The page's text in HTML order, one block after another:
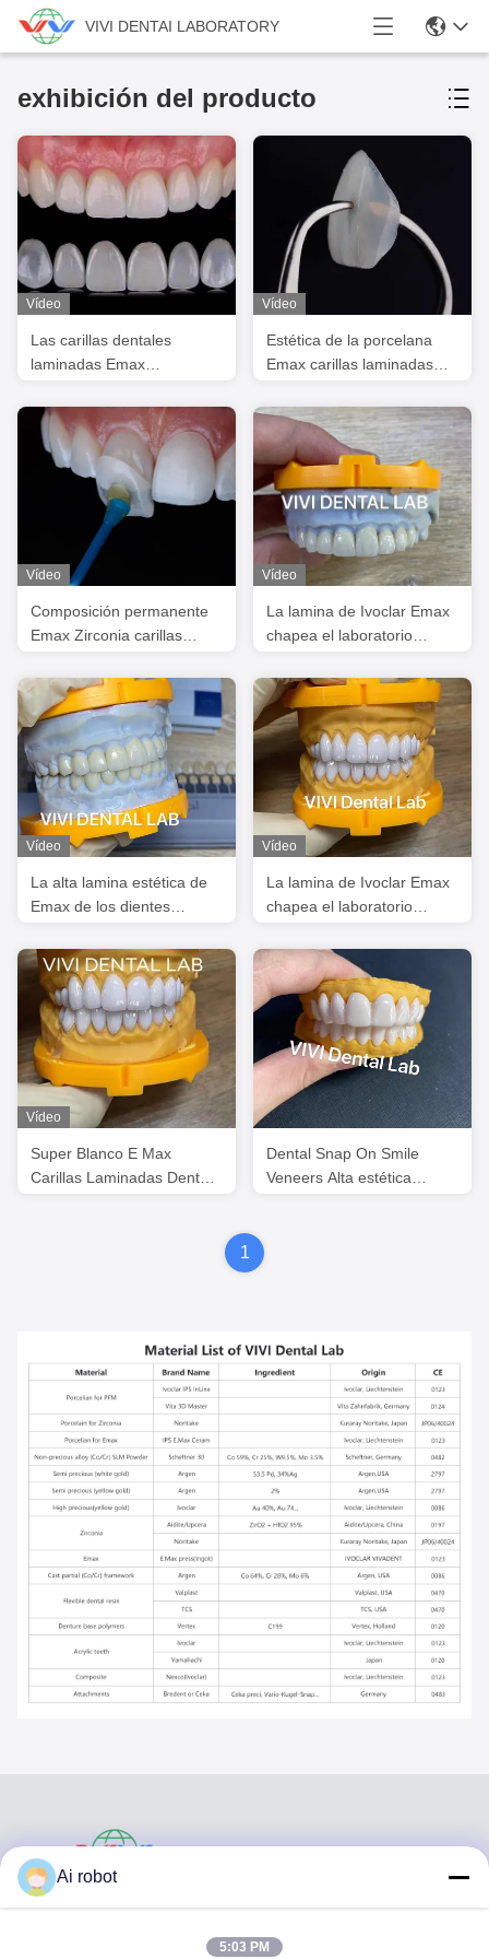
VIVI DENTAI LABORATORY
exhibición del producto
Vídeo
Las carillas dentales
laminadas Emax
dentales de porcelana ISO
aprobadas
Vídeo
Estética de la porcelana
Emax carillas laminadas
delgada
Vídeo
Composición permanente
Emax Zirconia carillas
natural
Vídeo
La lamina de Ivoclar Emax
chapea el laboratorio
profesional translúcido de
China
Vídeo
La alta lamina estética de
Emax de los dientes
dental de China de la
translucidez Incisal
Vídeo
La lamina de Ivoclar Emax
chapea el laboratorio
translucidez
Vídeo
Super Blanco E Max
Carillas Laminadas Dental
Dental Snap On Smile
Veneers Alta estética
1
VIVI DENTAI
Ai robot
5:03 PM